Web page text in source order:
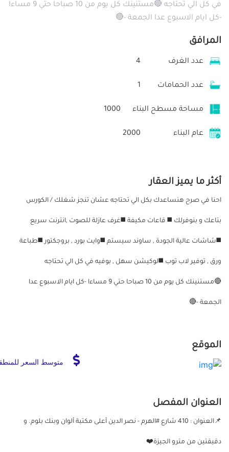
في كل الي تحتاجه 🔴مستنينك كل يوم من 10 صباحا حتي 9 مساءا
-كل ايام الاسبوع عدا الجمعة -🔴
المرافق
عدد الغرف 4
عدد الحمامات 1
مساحة مسطح البناء 1000
عام البناء 2000
أكثر ما يميز العقار
احنا في صرح هنساعدك بكل الي تحتاجه عشان تنجز شغلك / الكورس
بتاعك و بنوفرلك ◼️ قاعات مكيفة ◼️غرف عازلة للصوت ,انترنت سريع
◼️شاشات عالية الجودة , ساوند سيستم ◼️وايت بورد , بروجكتور ◼️طباعة
ورق , توفير لاب توب ◼️لوكيشن سهل , بوفيه في كل الي تحتاجه
🔴مستنينك كل يوم من 10 صباحا حتي 9 مساءا -كل ايام الاسبوع عدا
الجمعة -🔴
الموقع
متوسط السعر
العنوان المفصل
📌العنوان : 410 شارع #الهرم - نصر الدين أعلى مكتبة ألوان وبنك بلوم. و
دقيقتين من مترو الجيزة❤️